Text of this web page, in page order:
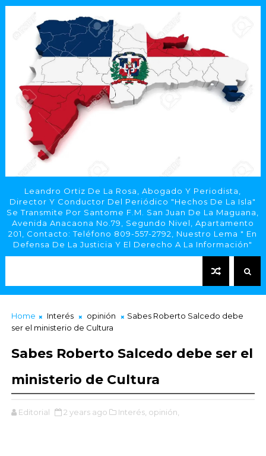
Leandro Ortiz De La Rosa, Abogado Y Periodista,
Director Y Conductor Del Periódico "Hechos De La Isla"
Se Transmite Por Santome F.M. San Juan De La Maguana,
Avenida Anacaona No.79, Segundo Nivel, Apartamento
201, Contacto: Teléfono 809-557-2792, Nuestro Lema " En
Defensa De La Justicia Y El Derecho A La Información"
Home Interés opinión
Sabes Roberto Salcedo debe
ser el ministerio de Cultura
Sabes Roberto Salcedo debe ser el
ministerio de Cultura
Editorial 2 years ago Interés, opinión,